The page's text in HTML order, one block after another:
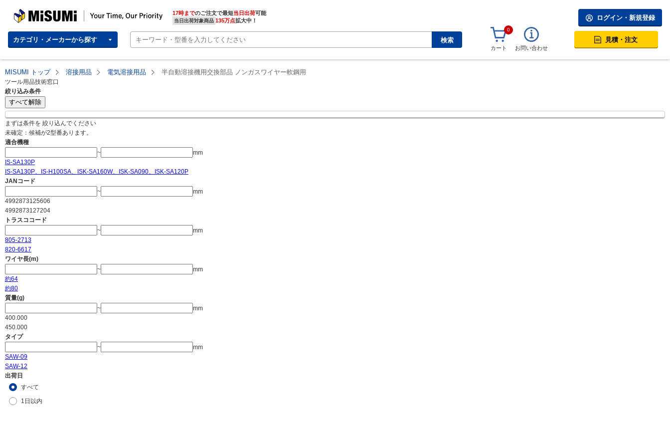
MISUMI | Your Time, Our Priority 17時までのご注文で最短当日出荷
当日出荷対象商品 135万点拡大中！
カテゴリ・メーカーから探す 検索
ログイン・新規登録
0
カート お問い合わせ
見積・注文
MISUMI トップ 溶接用品 電気溶接用品 半自動溶接機用交換部品 ノンガスワイヤー軟鋼用
ツール用品技術窓口
絞り込み条件
すべて解除
まずは条件を 絞り込んでください
未確定：候補が2型番あります。
適合機種
~
mm
IS-SA130P
IS-SA130P、IS-H100SA、ISK-SA160W、ISK-SA090、ISK-SA120P
JANコード
~
mm
4992873125606
4992873127204
トラスココード
~
mm
805-2713
820-6617
ワイヤ長(m)
~
mm
約64
約80
質量(g)
~
mm
400.000
450.000
タイプ
~
mm
SAW-09
SAW-12
出荷日
すべて
1日以内